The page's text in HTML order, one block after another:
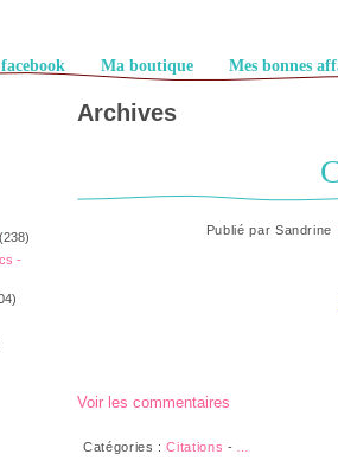
Ma boutique Mes bonnes
(238)
-
Archives
Publié par Sandrine
Voir les commentaires
Catégories :Citations -